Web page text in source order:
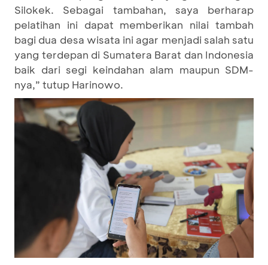
Silokek. Sebagai tambahan, saya berharap
pelatihan ini dapat memberikan nilai tambah
bagi dua desa wisata ini agar menjadi salah satu
yang terdepan di Sumatera Barat dan Indonesia
baik dari segi keindahan alam maupun SDM-
nya,” tutup Harinowo.